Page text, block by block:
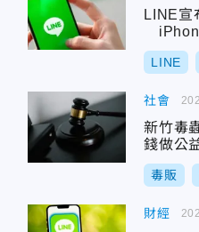
LINE宣
LINE
社會
新竹毒
錢做公
毒販
財經